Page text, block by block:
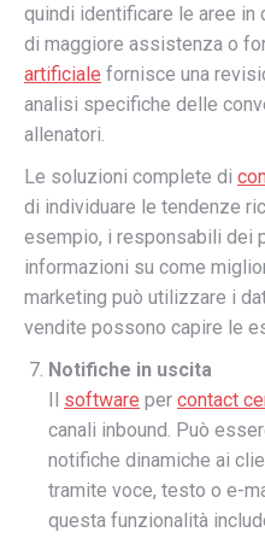
quindi identificare le aree in
di maggiore assistenza o
artificiale fornisce una
analisi specifiche delle
allenatori.
Le soluzioni complete di
di individuare le tendenze
esempio, i responsabili dei
informazioni su come
marketing può utilizzare i
vendite possono capire le
Notifiche in uscita
Il software per contact
canali inbound. Può
notifiche dinamiche ai
tramite voce, testo o e-
questa funzionalità